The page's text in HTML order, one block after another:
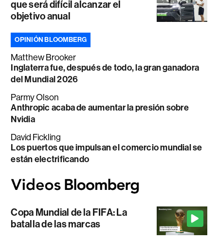
que será difícil alcanzar el
objetivo anual
OPINIÓN BLOOMBERG
Matthew Brooker
Inglaterra fue, después de todo, la gran ganadora
del Mundial 2026
Parmy Olson
Anthropic acaba de aumentar la presión sobre
Nvidia
David Fickling
Los puertos que impulsan el comercio mundial se
están electrificando
Copa Mundial de la FIFA: La
batalla de las marcas